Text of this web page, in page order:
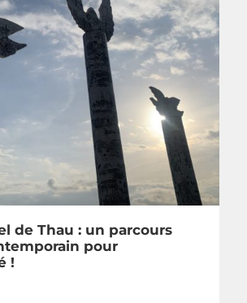
de Thau : un parcours
pour
!